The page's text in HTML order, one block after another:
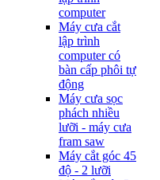
computer
Máy cưa cắt
lập trình
computer có
bàn cấp phôi tự
động
Máy cưa sọc
phách nhiều
lưỡi - máy cưa
fram saw
Máy cắt góc 45
độ - 2 lưỡi